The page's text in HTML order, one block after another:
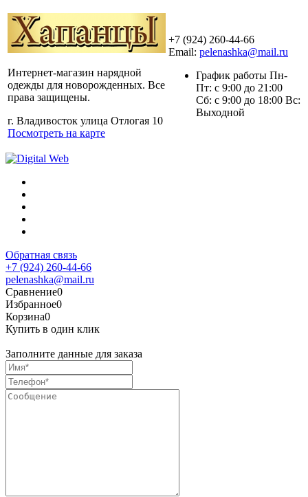
Интернет-магазин нарядной
одежды для новорожденных. Все
права защищены.
г. Владивосток улица Отлогая 10
Посмотреть на карте
+7 (924) 260-44-66
Email: pelenashka@mail.ru
График работы Пн-
Пт: с 9:00 до 21:00
Сб: с 9:00 до 18:00 Вс:
Выходной
Обратная связь
+7 (924) 260-44-66
pelenashka@mail.ru
Сравнение0
Избранное0
Корзина0
Купить в один клик
Заполните данные для заказа